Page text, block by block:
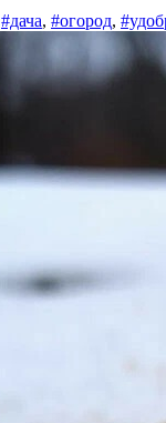
#дача, #огород,